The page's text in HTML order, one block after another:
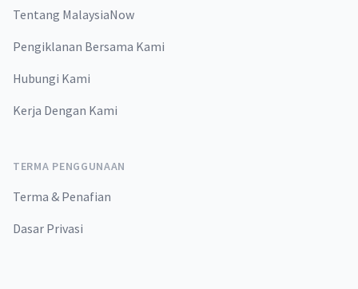
Tentang MalaysiaNow
Pengiklanan Bersama Kami
Hubungi Kami
Kerja Dengan Kami
TERMA PENGGUNAAN
Terma & Penafian
Dasar Privasi